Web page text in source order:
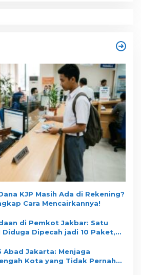
KJP Masih Ada di Rekening?
Cara Mencairkannya!
di Pemkot Jakbar: Satu
Diduga Dipecah jadi 10 Paket,
Abad Jakarta: Menjaga
Kota yang Tidak Pernah